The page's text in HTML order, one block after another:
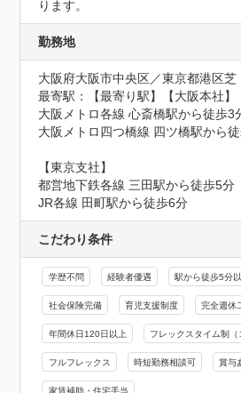
ります。
勤務地
大阪府大阪市中央区／東京都港区芝
最寄駅：【最寄り駅】【大阪本社】
大阪メトロ各線 心斎橋駅から徒歩3
大阪メトロ四つ橋線 四ツ橋駅から
【東京支社】
都営地下鉄各線 三田駅から徒歩5分
JR各線 田町駅から徒歩6分
こだわり条件
学歴不問 経験者優遇 駅から徒歩5分
社会保険完備 育児支援制度 完全週休
年間休日120日以上 フレックスタイム制（
フルフレックス 時短勤務相談可 賞与